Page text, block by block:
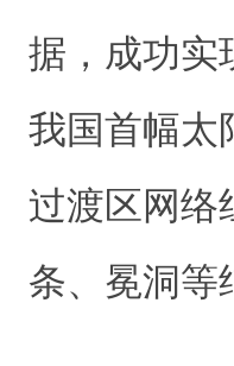
据，成功实
我国首幅太
过渡区网络
条、冕洞等